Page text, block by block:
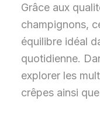
Grâce aux
champignons,
équilibre idéal
quotidienne.
explorer les
crêpes ainsi